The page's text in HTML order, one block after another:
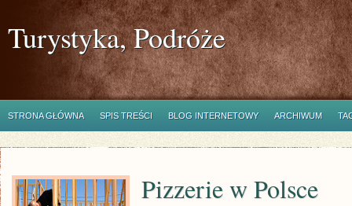
Turystyka, Podróże
STRONA GŁÓWNA SPIS TREŚCI BLOG INTERNETOWY ARCHIWUM
Pizzerie w Polsce